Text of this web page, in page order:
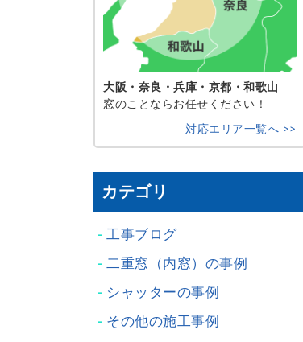
大阪・奈良・兵庫・京都・和歌山
窓のことならお任せください！
対応エリア一覧へ >>
カテゴリ
工事ブログ
二重窓（内窓）の事例
シャッターの事例
その他の施工事例